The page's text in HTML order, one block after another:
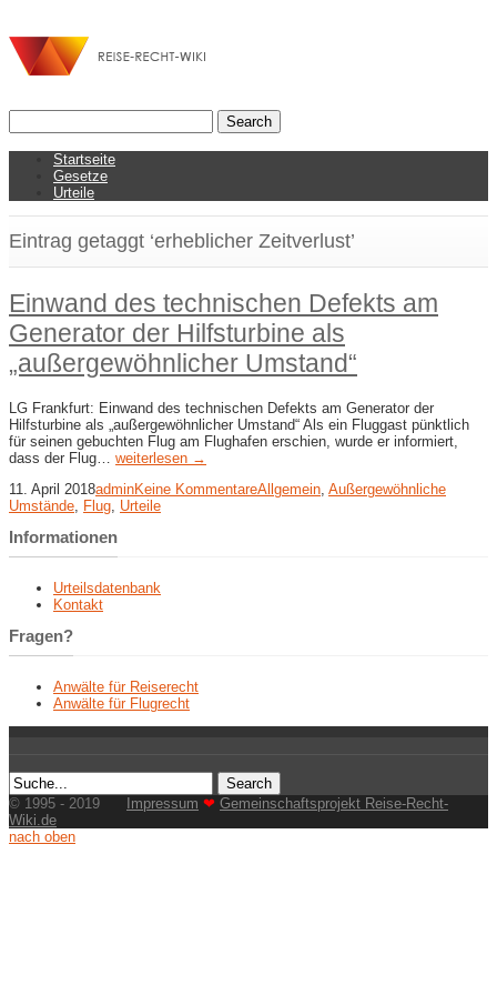
Startseite
Gesetze
Urteile
Eintrag getaggt ‘erheblicher Zeitverlust’
Einwand des technischen Defekts am
Generator der Hilfsturbine als
„außergewöhnlicher Umstand“
LG Frankfurt: Einwand des technischen Defekts am Generator der
Hilfsturbine als „außergewöhnlicher Umstand“ Als ein Fluggast pünktlich
für seinen gebuchten Flug am Flughafen erschien, wurde er informiert,
dass der Flug… weiterlesen →
11. April 2018adminKeine KommentareAllgemein, Außergewöhnliche
Umstände, Flug, Urteile
Informationen
Urteilsdatenbank
Kontakt
Fragen?
Anwälte für Reiserecht
Anwälte für Flugrecht
© 1995 - 2019 Impressum ❤ Gemeinschaftsprojekt Reise-Recht-
Wiki.de
nach oben